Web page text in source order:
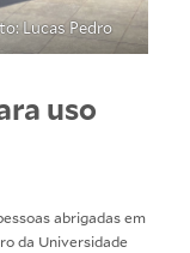
Lucas Pedro
uso
abrigadas em
da Universidade